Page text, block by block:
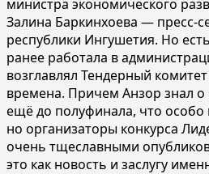
министра экономического
Залина Баркинхоева — пресс-
республики Ингушетия. Но
ранее работала в
возглавлял Тендерный
времена. Причем Анзор знал
ещё до полуфинала, что особо
но организаторы конкурса
очень тщеславными
это как новость и заслугу